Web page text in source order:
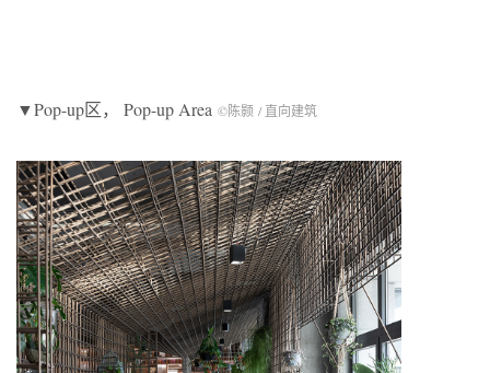
▼Pop-up区， Pop-up Area ©陈颢 / 直向建筑